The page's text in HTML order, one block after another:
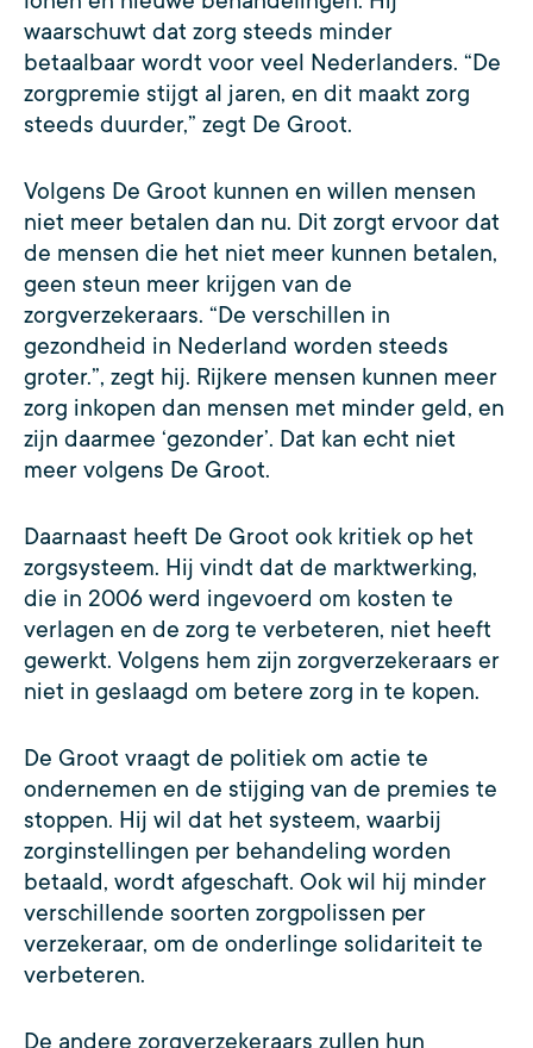
waarschuwt dat zorg steeds minder
betaalbaar wordt voor veel Nederlanders. “De
zorgpremie stijgt al jaren, en dit maakt zorg
steeds duurder,” zegt De Groot.
Volgens De Groot kunnen en willen mensen
niet meer betalen dan nu. Dit zorgt ervoor dat
de mensen die het niet meer kunnen betalen,
geen steun meer krijgen van de
zorgverzekeraars. “De verschillen in
gezondheid in Nederland worden steeds
groter.”, zegt hij. Rijkere mensen kunnen meer
zorg inkopen dan mensen met minder geld, en
zijn daarmee ‘gezonder’. Dat kan echt niet
meer volgens De Groot.
Daarnaast heeft De Groot ook kritiek op het
zorgsysteem. Hij vindt dat de marktwerking,
die in 2006 werd ingevoerd om kosten te
verlagen en de zorg te verbeteren, niet heeft
gewerkt. Volgens hem zijn zorgverzekeraars er
niet in geslaagd om betere zorg in te kopen.
De Groot vraagt de politiek om actie te
ondernemen en de stijging van de premies te
stoppen. Hij wil dat het systeem, waarbij
zorginstellingen per behandeling worden
betaald, wordt afgeschaft. Ook wil hij minder
verschillende soorten zorgpolissen per
verzekeraar, om de onderlinge solidariteit te
verbeteren.
De andere zorgverzekeraars zullen hun